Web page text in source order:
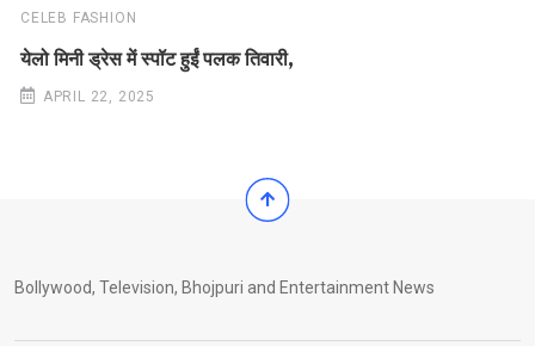
CELEB FASHION
येलो मिनी ड्रेस में स्पॉट हुईं पलक तिवारी,
APRIL 22, 2025
Bollywood, Television, Bhojpuri and Entertainment News